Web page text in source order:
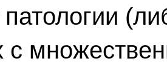
патологии
с